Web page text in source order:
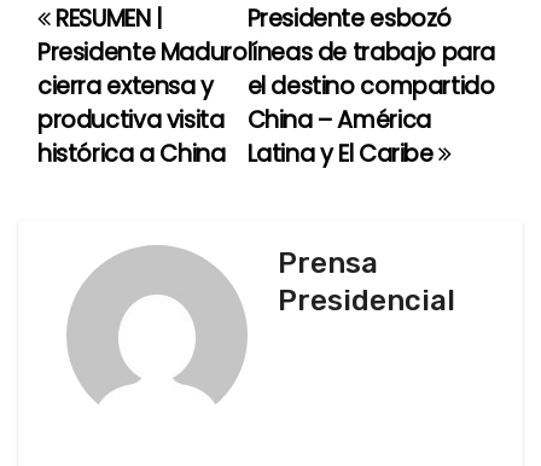
N
a
v
Presidente esbozó
líneas de trabajo para
el destino compartido
China – América
Latina y El Caribe
RESUMEN |
Presidente Maduro
cierra extensa y
productiva visita
histórica a China
Prensa
Presidencial